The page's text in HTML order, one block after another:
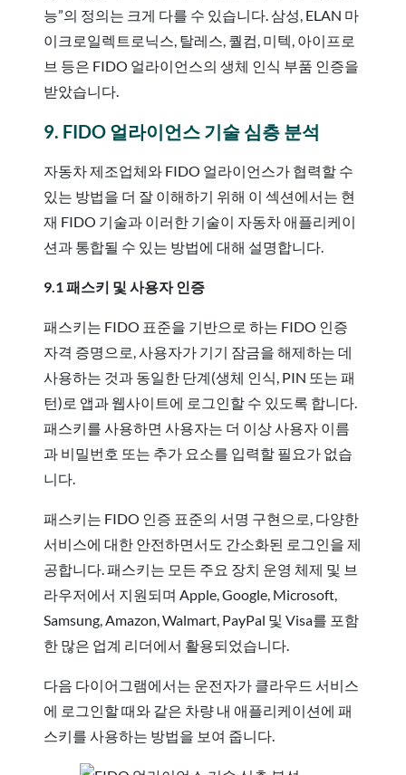
능”의 정의는 크게 다를 수 있습니다. 삼성, ELAN 마
이크로일렉트로닉스, 탈레스, 퀄컴, 미텍, 아이프로
브 등은 FIDO 얼라이언스의 생체 인식 부품 인증을
받았습니다.
9. FIDO 얼라이언스 기술 심층 분석
자동차 제조업체와 FIDO 얼라이언스가 협력할 수
있는 방법을 더 잘 이해하기 위해 이 섹션에서는 현
재 FIDO 기술과 이러한 기술이 자동차 애플리케이
션과 통합될 수 있는 방법에 대해 설명합니다.
9.1 패스키 및 사용자 인증
패스키는 FIDO 표준을 기반으로 하는 FIDO 인증
자격 증명으로, 사용자가 기기 잠금을 해제하는 데
사용하는 것과 동일한 단계(생체 인식, PIN 또는 패
턴)로 앱과 웹사이트에 로그인할 수 있도록 합니다.
패스키를 사용하면 사용자는 더 이상 사용자 이름
과 비밀번호 또는 추가 요소를 입력할 필요가 없습
니다.
패스키는 FIDO 인증 표준의 서명 구현으로, 다양한
서비스에 대한 안전하면서도 간소화된 로그인을 제
공합니다. 패스키는 모든 주요 장치 운영 체제 및 브
라우저에서 지원되며 Apple, Google, Microsoft,
Samsung, Amazon, Walmart, PayPal 및 Visa를 포함
한 많은 업계 리더에서 활용되었습니다.
다음 다이어그램에서는 운전자가 클라우드 서비스
에 로그인할 때와 같은 차량 내 애플리케이션에 패
스키를 사용하는 방법을 보여 줍니다.